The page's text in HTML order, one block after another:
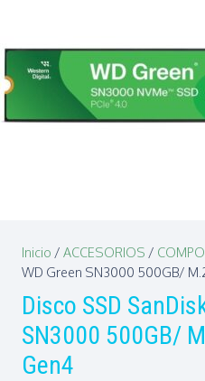
Inicio / ACCESORIOS /
WD Green SN3000 500GB/
Disco SSD
SN3000 500GB/
Gen4